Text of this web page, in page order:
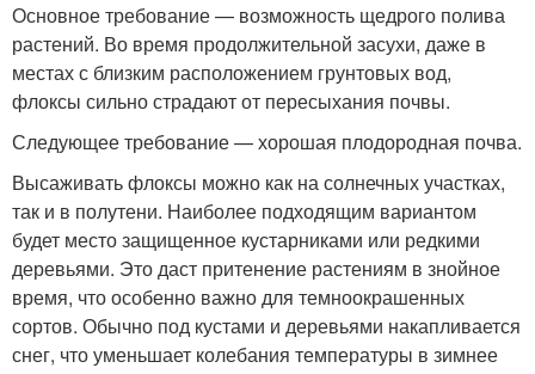
Основное требование — возможность щедрого полива
растений. Во время продолжительной засухи, даже в
местах с близким расположением грунтовых вод,
флоксы сильно страдают от пересыхания почвы.
Следующее требование — хорошая плодородная почва.
Высаживать флоксы можно как на солнечных участках,
так и в полутени. Наиболее подходящим вариантом
будет место защищенное кустарниками или редкими
деревьями. Это даст притенение растениям в знойное
время, что особенно важно для темноокрашенных
сортов. Обычно под кустами и деревьями накапливается
снег, что уменьшает колебания температуры в зимнее